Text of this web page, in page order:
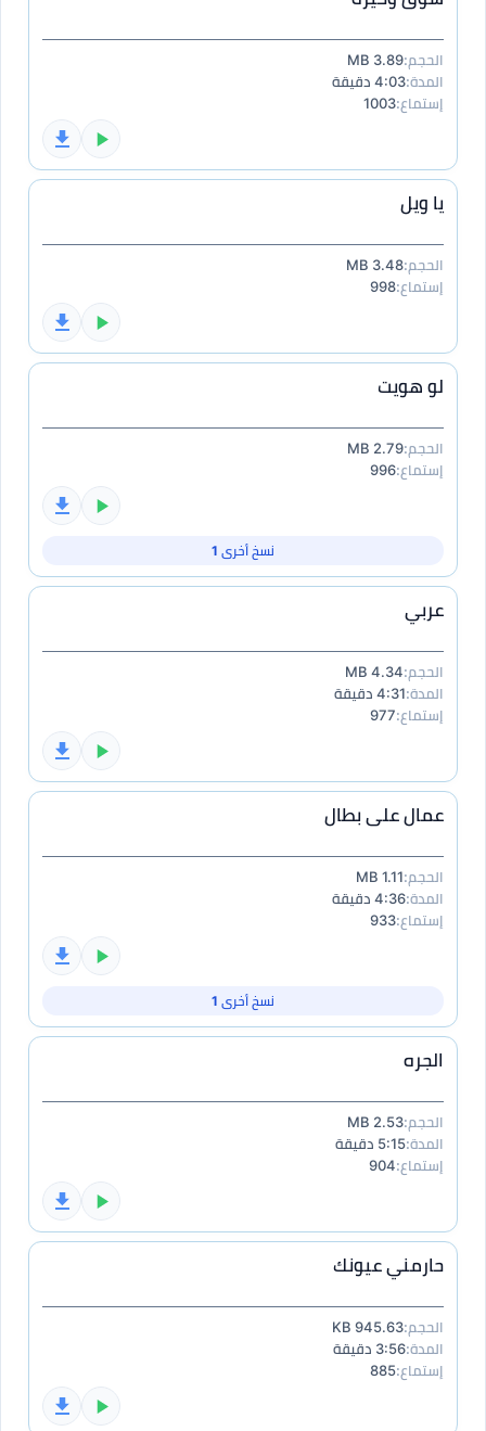
الحجم:3.89 MB
المدة:4:03 دقيقة
إستماع:1003
يا ويل
الحجم:3.48 MB
إستماع:998
لو هويت
الحجم:2.79 MB
إستماع:996
نسخ أخرى 1
عربي
الحجم:4.34 MB
المدة:4:31 دقيقة
إستماع:977
عمال على بطال
الحجم:1.11 MB
المدة:4:36 دقيقة
إستماع:933
نسخ أخرى 1
الجره
الحجم:2.53 MB
المدة:5:15 دقيقة
إستماع:904
حارمني عيونك
الحجم:945.63 KB
المدة:3:56 دقيقة
إستماع:885